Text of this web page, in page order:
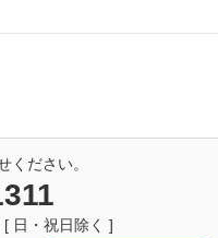
ください。
日・祝日除く ]